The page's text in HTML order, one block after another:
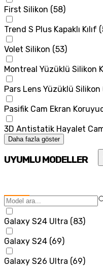
First Silikon (58)
Trend S Plus Kapaklı Kılıf (
Volet Silikon (53)
Montreal Yüzüklü Silikon
Pars Lens Yüzüklü Silikon
Pasifik Cam Ekran
3D Antistatik Hayalet
Daha fazla göster
UYUMLU MODELLER
Galaxy S24 Ultra (83)
Galaxy S24 (69)
Galaxy S26 Ultra (69)